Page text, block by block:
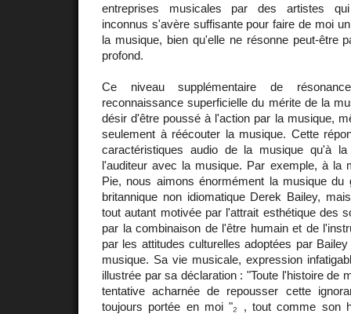
entreprises musicales par des artistes
inconnus s'avère suffisante pour faire de moi
la musique, bien qu'elle ne résonne peut-être
profond.
Ce niveau supplémentaire de
reconnaissance superficielle du mérite de la
désir d'être poussé à l'action par la musique,
seulement à réécouter la musique. Cette
caractéristiques audio de la musique qu'à
l'auditeur avec la musique. Par exemple, à la
Pie, nous aimons énormément la musique du
britannique non idiomatique Derek Bailey,
tout autant motivée par l'attrait esthétique des
par la combinaison de l'être humain et de
par les attitudes culturelles adoptées par
musique. Sa vie musicale, expression
illustrée par sa déclaration : "Toute l'histoire de
tentative acharnée de repousser cette
toujours portée en moi "₂ , tout comme son